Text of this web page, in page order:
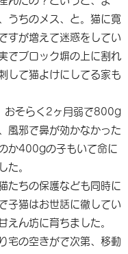
うちのメス、と。猫に寛
すが増えて迷惑をしてい
でブロック塀の上に割れ
して猫よけにしてる家も
おそらく2ヶ月弱で800g
風邪で鼻が効かなかった
か400gの子もいて命に
た。
たちの保護なども同時に
子猫はお世話に徹してい
えん坊に育ちました。
宅の空きがで次第、移動